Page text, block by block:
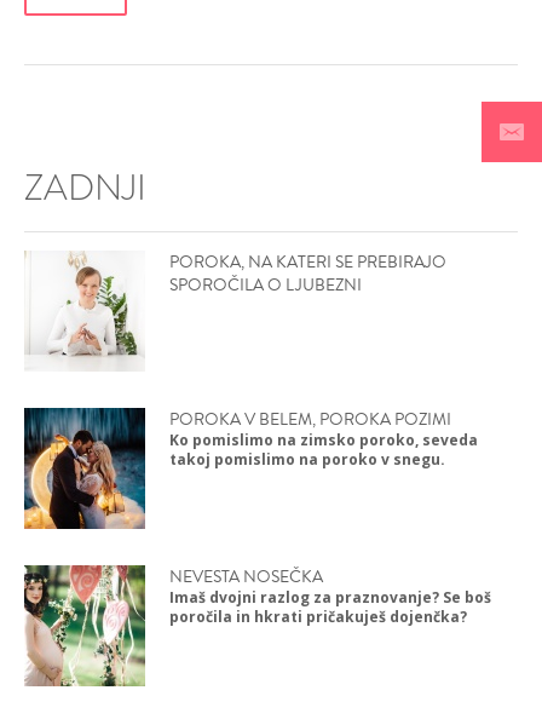
ZADNJI
POROKA, NA KATERI SE PREBIRAJO
SPOROČILA O LJUBEZNI
POROKA V BELEM, POROKA POZIMI
Ko pomislimo na zimsko poroko, seveda
takoj pomislimo na poroko v snegu.
NEVESTA NOSEČKA
Imaš dvojni razlog za praznovanje? Se boš
poročila in hkrati pričakuješ dojenčka?